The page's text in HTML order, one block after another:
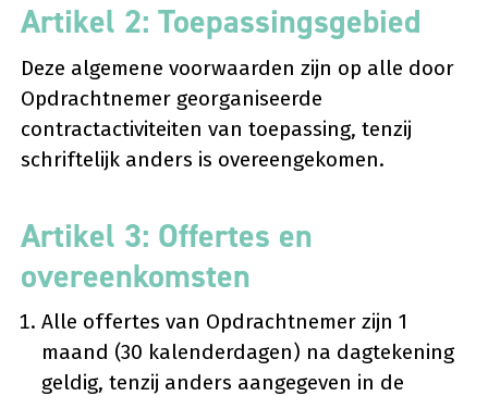
Artikel 2: Toepassingsgebied
Deze algemene voorwaarden zijn op alle door
Opdrachtnemer georganiseerde
contractactiviteiten van toepassing, tenzij
schriftelijk anders is overeengekomen.
Artikel 3: Offertes en
overeenkomsten
Alle offertes van Opdrachtnemer zijn 1
maand (30 kalenderdagen) na dagtekening
geldig, tenzij anders aangegeven in de